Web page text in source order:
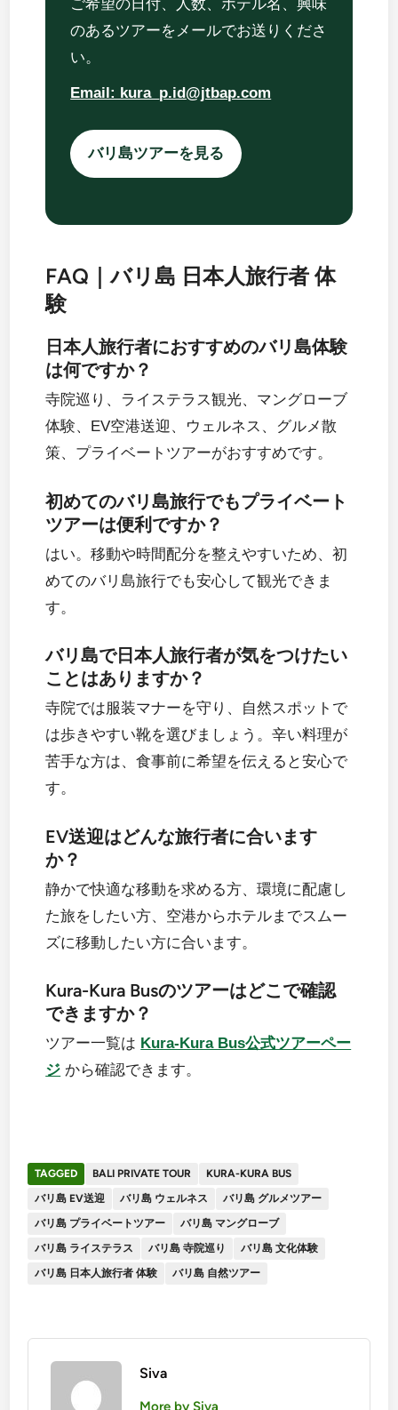
ご希望の日付、人数、ホテル名、興味
のあるツアーをメールでお送りくださ
い。
Email: kura_p.id@jtbap.com
バリ島ツアーを見る
FAQ｜バリ島 日本人旅行者 体
験
日本人旅行者におすすめのバリ島体験
は何ですか？
寺院巡り、ライステラス観光、マングローブ
体験、EV空港送迎、ウェルネス、グルメ散
策、プライベートツアーがおすすめです。
初めてのバリ島旅行でもプライベート
ツアーは便利ですか？
はい。移動や時間配分を整えやすいため、初
めてのバリ島旅行でも安心して観光できま
す。
バリ島で日本人旅行者が気をつけたい
ことはありますか？
寺院では服装マナーを守り、自然スポットで
は歩きやすい靴を選びましょう。辛い料理が
苦手な方は、食事前に希望を伝えると安心で
す。
EV送迎はどんな旅行者に合います
か？
静かで快適な移動を求める方、環境に配慮し
た旅をしたい方、空港からホテルまでスムー
ズに移動したい方に合います。
Kura-Kura Busのツアーはどこで確認
できますか？
ツアー一覧は Kura-Kura Bus公式ツアーペー
ジ から確認できます。
TAGGED BALI PRIVATE TOUR
KURA-KURA BUS
バリ島 EV送迎
バリ島 ウェルネス
バリ島 グルメツアー
バリ島 プライベートツアー
バリ島 マングローブ
バリ島 ライステラス
バリ島 寺院巡り
バリ島 文化体験
バリ島 日本人旅行者 体験
バリ島 自然ツアー
Siva
More by Siva